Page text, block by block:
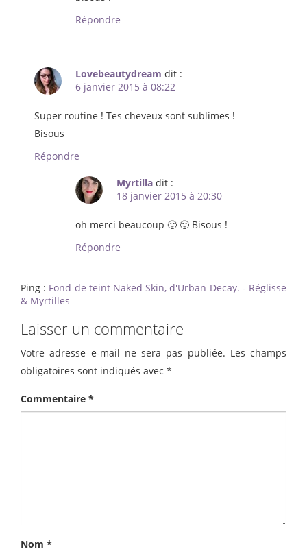
Répondre
Lovebeautydream dit :
6 janvier 2015 à 08:22
Super routine ! Tes cheveux sont sublimes !
Bisous
Répondre
Myrtilla dit :
18 janvier 2015 à 20:30
oh merci beaucoup 🙂 🙂 Bisous !
Répondre
Ping : Fond de teint Naked Skin, d'Urban Decay. - Réglisse
& Myrtilles
Laisser un commentaire
Votre adresse e-mail ne sera pas publiée. Les champs
obligatoires sont indiqués avec *
Commentaire *
Nom *